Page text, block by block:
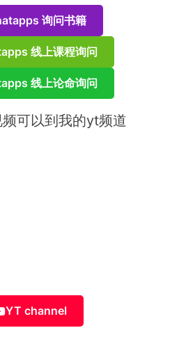
询问书籍
线上课程询问
线上论命询问
可以到我的yt频道
YT channel